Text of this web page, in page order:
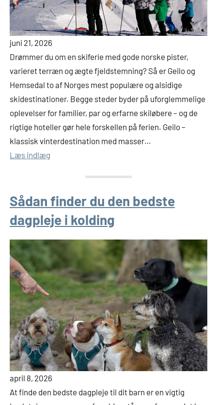
juni 21, 2026
Drømmer du om en skiferie med gode norske pister,
varieret terræn og ægte fjeldstemning? Så er Geilo og
Hemsedal to af Norges mest populære og alsidige
skidestinationer. Begge steder byder på uforglemmelige
oplevelser for familier, par og erfarne skiløbere – og de
rigtige hoteller gør hele forskellen på ferien. Geilo –
klassisk vinterdestination med masser…
Læs indlæg
Sådan finder du den bedste
dagpleje i kolding
april 8, 2026
At finde den bedste dagpleje til dit barn er en vigtig